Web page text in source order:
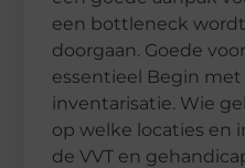
een bottleneck
doorgaan. Goede
essentieel Begin
inventarisatie. Wie
op welke locaties en
de VVT en